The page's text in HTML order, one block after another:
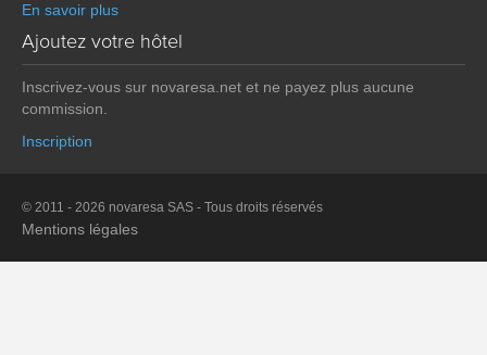
En savoir plus
Ajoutez votre hôtel
Inscrivez-vous sur novaresa.net et ne payez plus aucune
commission.
Inscription
© 2011 - 2026 novaresa SAS - Tous droits réservés
Mentions légales